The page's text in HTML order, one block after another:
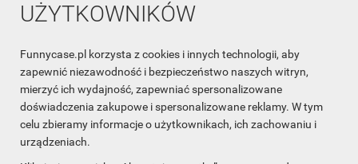
UŻYTKOWNIKÓW
Funnycase.pl korzysta z cookies i innych technologii, aby
zapewnić niezawodność i bezpieczeństwo naszych witryn,
mierzyć ich wydajność, zapewniać spersonalizowane
doświadczenia zakupowe i spersonalizowane reklamy. W tym
celu zbieramy informacje o użytkownikach, ich zachowaniu i
urządzeniach.
INFORMACJA O SKLEPIE
INFORMACJE
OBSŁUGA KLIENTA